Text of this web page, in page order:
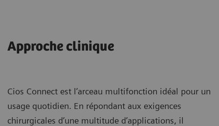
Approche clinique
Cios Connect est l’arceau multifonction idéal pour un
usage quotidien. En répondant aux exigences
chirurgicales d’une multitude d’applications, il